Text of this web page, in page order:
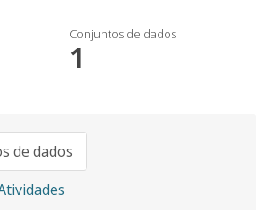
Conjuntos de dados
1
de dados